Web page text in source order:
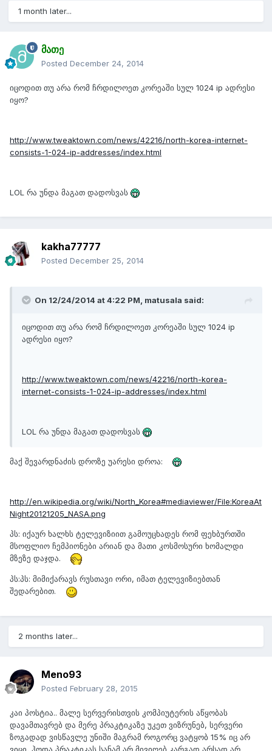
1 month later...
მათე
Posted December 24, 2014
იცოდით თუ არა რომ ჩრდილოეთ კორეაში სულ 1024 ip ადრესი
იყო?
http://www.tweaktown.com/news/42216/north-korea-internet-
consists-1-024-ip-addresses/index.html
LOL რა უნდა მაგათ დადოსვას
kakha77777
Posted December 25, 2014
On 12/24/2014 at 4:22 PM, matusala said:
იცოდით თუ არა რომ ჩრდილოეთ კორეაში სულ 1024 ip
ადრესი იყო?
http://www.tweaktown.com/news/42216/north-korea-
internet-consists-1-024-ip-addresses/index.html
LOL რა უნდა მაგათ დადოსვას
მაქ შევარდნაძის დროზე უარესი დროა:
http://en.wikipedia.org/wiki/North_Korea#mediaviewer/File:KoreaAt
Night20121205_NASA.png
პს: იქაურ ხალხს ტელევიზიით გამოუცხადეს რომ ფეხბურთში
მსოფლიო ჩემპიონები არიან და მათი კოსმოსური ხომალდი
მზეზე დაჯდა.
პს:პს: მიმიქარავს რუსთავი ორი, იმათ ტელევიზიებთან
შედარებით.
2 months later...
Meno93
Posted February 28, 2015
კაი პოსტია.. მალე სერვერისთვის კომპიუტერის აწყობას
დავამთავრებ და მერე პრაკტიკაზე უკეთ ვიზრუნებ, სერვერი
ზოგადად ვისწავლე უნიში მაგრამ როგორც ვატყობ 15% იც არ